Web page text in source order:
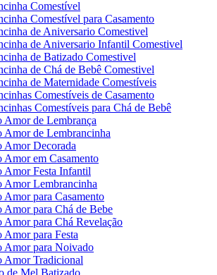
Comestível
Comestível para Casamento
de Aniversario Comestivel
de Aniversario Infantil Comestivel
de Batizado Comestivel
de Chá de Bebê Comestivel
de Maternidade Comestíveis
Comestíveis de Casamento
Comestíveis para Chá de Bebê
Amor de Lembrança
Amor de Lembrancinha
Amor Decorada
Amor em Casamento
Amor Festa Infantil
Amor Lembrancinha
Amor para Casamento
Amor para Chá de Bebe
Amor para Chá Revelação
Amor para Festa
Amor para Noivado
Amor Tradicional
de Mel Batizado